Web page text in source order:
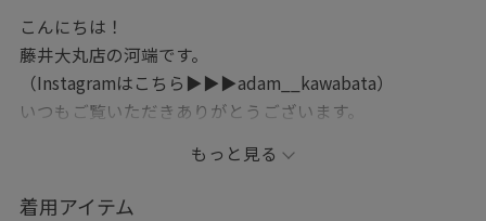
こんにちは！
藤井大丸店の河端です。
（Instagramはこちら▶︎▶︎▶︎adam__kawabata）
いつもご覧いただきありがとうございます。
Tシャツ感覚で気軽に着られるのに、ラフになりすぎない
のが嬉しい1枚。
もっと見る
着用アイテム